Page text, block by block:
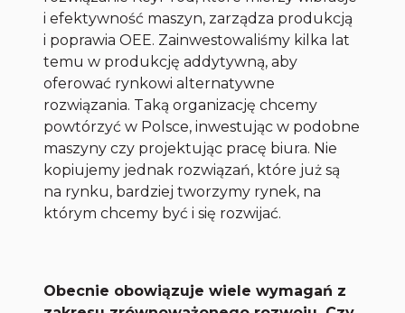
i efektywność maszyn, zarządza produkcją
i poprawia OEE. Zainwestowaliśmy kilka lat
temu w produkcję addytywną, aby
oferować rynkowi alternatywne
rozwiązania. Taką organizację chcemy
powtórzyć w Polsce, inwestując w podobne
maszyny czy projektując pracę biura. Nie
kopiujemy jednak rozwiązań, które już są
na rynku, bardziej tworzymy rynek, na
którym chcemy być i się rozwijać.
Obecnie obowiązuje wiele wymagań z